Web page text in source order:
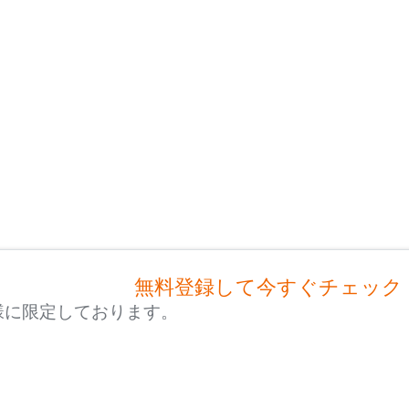
無料登録して今すぐチェック
限定しております。